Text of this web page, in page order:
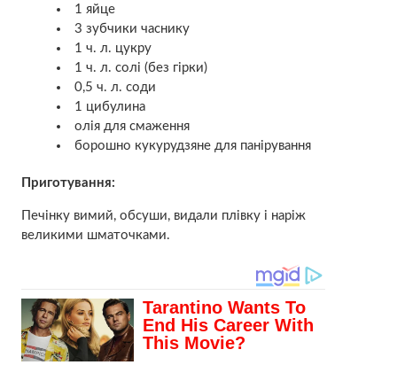
1 яйце
3 зубчики часнику
1 ч. л. цукру
1 ч. л. солі (без гірки)
0,5 ч. л. соди
1 цибулина
олія для смаження
борошно кукурудзяне для панірування
Приготування:
Печінку вимий, обсуши, видали плівку і наріж
великими шматочками.